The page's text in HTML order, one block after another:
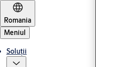
Romania
Meniul
Soluții